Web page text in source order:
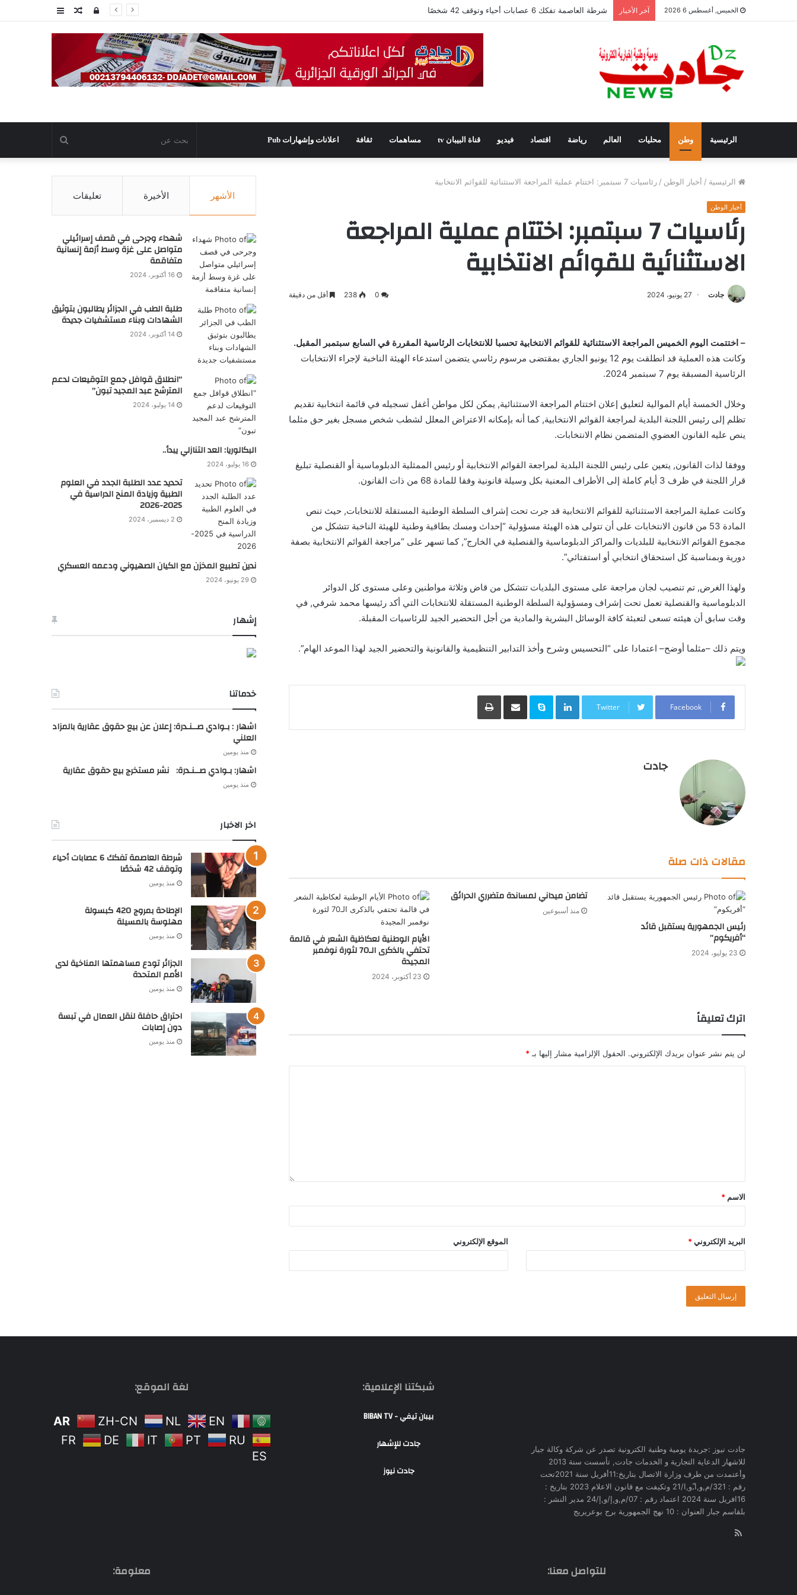
الخميس, أغسطس 6 2026 آخر الأخبار شرطة العاصمة تفكك 6 عصابات أحياء وتوقف 42 شخصًا عمودمقالتسجيل
الرئيسية وطن محليات العالم رياضة اقتصاد فيديو قناة البيبان tv مساهمات ثقافة اعلانات وإشهارات Pub بحث
عن
الرئيسية / أخبار الوطن / رئاسيات 7 سبتمبر: اختتام عملية المراجعة الاستثنائية للقوائم الانتخابية
أخبار الوطن
رئاسيات 7 سبتمبر: اختتام عملية المراجعة
الاستثنائية للقوائم الانتخابية
جادت 27 يونيو، 2024 0
238 أقل من دقيقة
– اختتمت اليوم الخميس المراجعة الاستثنائية للقوائم الانتخابية تحسبا للانتخابات الرئاسية المقررة في السابع سبتمبر المقبل.
وكانت هذه العملية قد انطلقت يوم 12 يونيو الجاري بمقتضى مرسوم رئاسي يتضمن استدعاء الهيئة الناخبة لإجراء الانتخابات
الرئاسية المسبقة يوم 7 سبتمبر 2024.
وخلال الخمسة أيام الموالية لتعليق إعلان اختتام المراجعة الاستثنائية, يمكن لكل مواطن أغفل تسجيله في قائمة انتخابية تقديم
تظلم إلى رئيس اللجنة البلدية لمراجعة القوائم الانتخابية, كما أنه بإمكانه الاعتراض المعلل لشطب شخص مسجل بغير حق مثلما
ينص عليه القانون العضوي المتضمن نظام الانتخابات.
ووفقا لذات القانون, يتعين على رئيس اللجنة البلدية لمراجعة القوائم الانتخابية أو رئيس الممثلية الدبلوماسية أو القنصلية تبليغ
قرار اللجنة في ظرف 3 أيام كاملة إلى الأطراف المعنية بكل وسيلة قانونية وفقا للمادة 68 من ذات القانون.
وكانت عملية المراجعة الاستثنائية للقوائم الانتخابية قد جرت تحت إشراف السلطة الوطنية المستقلة للانتخابات, حيث تنص
المادة 53 من قانون الانتخابات على أن تتولى هذه الهيئة مسؤولية “إحداث ومسك بطاقية وطنية للهيئة الناخبة تتشكل من
مجموع القوائم الانتخابية للبلديات والمراكز الدبلوماسية والقنصلية في الخارج”, كما تسهر على “مراجعة القوائم الانتخابية بصفة
دورية وبمناسبة كل استحقاق انتخابي أو استفتائي”.
ولهذا الغرض, تم تنصيب لجان مراجعة على مستوى البلديات تتشكل من قاض وثلاثة مواطنين وعلى مستوى كل الدوائر
الدبلوماسية والقنصلية تعمل تحت إشراف ومسؤولية السلطة الوطنية المستقلة للانتخابات التي أكد رئيسها محمد شرفي, في
وقت سابق أن هيئته تسعى لتعبئة كافة الوسائل البشرية والمادية من أجل التحضير الجيد للرئاسيات المقبلة.
ويتم ذلك –مثلما أوضح– اعتمادا على “التحسيس وشرح وأخذ التدابير التنظيمية والقانونية والتحضير الجيد لهذا الموعد الهام”.
Facebook
Twitter
LinkedIn
Skype مشاركة عبر البريد طباعة
جادت
مقالات ذات صلة
رئيس الجمهورية يستقبل قائد
“أفريكوم”
23 يوليو، 2024
تضامن ميداني لمساندة متضرري الحرائق
منذ أسبوعين
الأيام الوطنية لعكاظية الشعر في قالمة
تحتفي بالذكرى الـ70 لثورة نوفمبر
المجيدة
23 أكتوبر، 2024
اترك تعليقاً
لن يتم نشر عنوان بريدك الإلكتروني. الحقول الإلزامية مشار إليها بـ *
الاسم *
البريد الإلكتروني * الموقع الإلكتروني
الأشهر الأخيرة تعليقات
شهداء وجرحى في قصف إسرائيلي
متواصل على غزة وسط أزمة إنسانية
متفاقمة
16 أكتوبر، 2024
طلبة الطب في الجزائر يطالبون بتوثيق
الشهادات وبناء مستشفيات جديدة
14 أكتوبر، 2024
“انطلاق قوافل جمع التوقيعات لدعم
المترشح عبد المجيد تبون”
14 يوليو، 2024
البكالوريا: العد التنازلي يبدأ..
16 يوليو، 2024
تحديد عدد الطلبة الجدد في العلوم
الطبية وزيادة المنح الدراسية في
2025-2026
2 ديسمبر، 2024
ندين تطبيع المخزن مع الكيان الصهيوني ودعمه العسكري
29 يونيو، 2024
إشهار
خدماتنا
اشهار : بـوادي صــنـدرة: إعلان عن بيع حقوق عقارية بالمزاد
العلني
منذ يومين
اشهار: بـوادي صــنـدرة: نشر مستخرج بيع حقوق عقارية
منذ يومين
اخر الاخبار
جادت نيوز :جريدة يومية وطنية الكترونية تصدر عن شركة وكالة جبار
للاشهار الدعاية التجارية و الخدمات جادت, تأسست سنة 2013
وأعتمدت من طرف وزارة الاتصال بتاريخ:11أفريل سنة 2021تحت
رقم : 321/م,و,ا,ّو,ا/21 وتكيفت مع قانون الاعلام 2023 بتاريخ :
16افريل سنة 2024 اعتماد رقم : 07/م,و,إ/و,إ/24 مدير النشر :
بلقاسم جبار العنوان : 10 نهج الجمهورية برج بوعريريج
شبكتنا الإعلامية:
بيبان تيفي - BIBAN TV
جادت للإشهار
جادت نيوز
لغة الموقع:
AR ZH-CN NL
EN
FR
DE IT PT
RU
ES
للتواصل معنا: معلومة: